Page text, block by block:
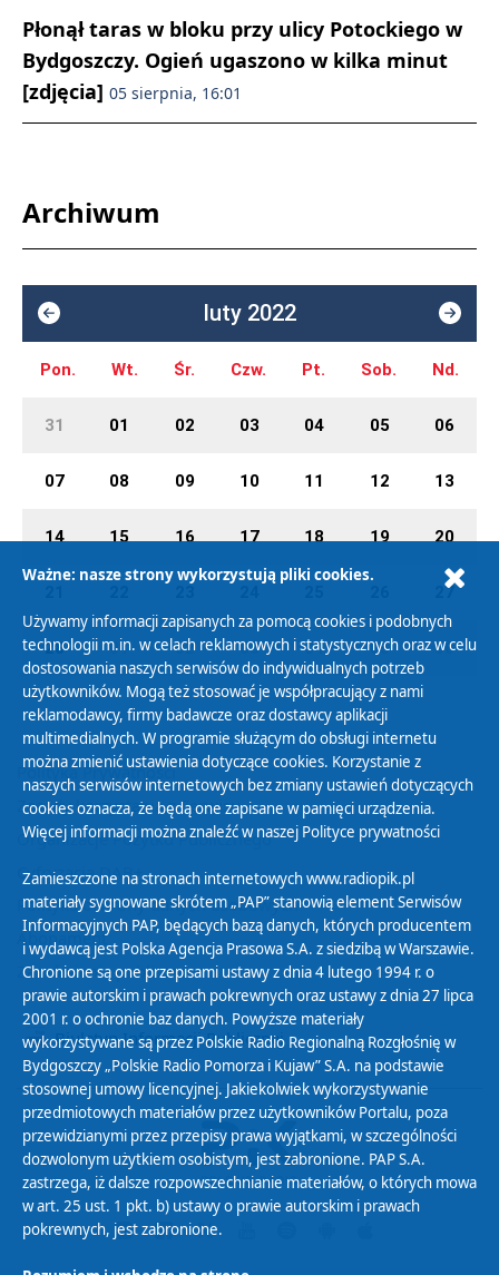
Płonął taras w bloku przy ulicy Potockiego w
Bydgoszczy. Ogień ugaszono w kilka minut
[zdjęcia] 05 sierpnia, 16:01
Archiwum
luty 2022
Pon. Wt. Śr. Czw. Pt. Sob. Nd.
31 01 02 03 04 05 06
07 08 09 10 11 12 13
14 15 16 17 18 19 20
27
28 01 02 03 04 05 06
Polityka Prywatności
Zasady korzystania z Serwisu
Organizacje Pożytku Publicznego
Cyfryzacja DAB+
Polityka ochrony danych osobowych
Abonament
Zamówienia publiczne
Biuletyn Informacji Publicznej
Ważne: nasze strony wykorzystują pliki cookies.
Używamy informacji zapisanych za pomocą cookies i podobnych
technologii m.in. w celach reklamowych i statystycznych oraz w celu
dostosowania naszych serwisów do indywidualnych potrzeb
użytkowników. Mogą też stosować je współpracujący z nami
reklamodawcy, firmy badawcze oraz dostawcy aplikacji
multimedialnych. W programie służącym do obsługi internetu
można zmienić ustawienia dotyczące cookies. Korzystanie z
naszych serwisów internetowych bez zmiany ustawień dotyczących
cookies oznacza, że będą one zapisane w pamięci urządzenia.
Więcej informacji można znaleźć w naszej Polityce prywatności
Zamieszczone na stronach internetowych www.radiopik.pl
materiały sygnowane skrótem „PAP” stanowią element Serwisów
Informacyjnych PAP, będących bazą danych, których producentem
i wydawcą jest Polska Agencja Prasowa S.A. z siedzibą w Warszawie.
Chronione są one przepisami ustawy z dnia 4 lutego 1994 r. o
prawie autorskim i prawach pokrewnych oraz ustawy z dnia 27 lipca
2001 r. o ochronie baz danych. Powyższe materiały
wykorzystywane są przez Polskie Radio Regionalną Rozgłośnię w
Bydgoszczy „Polskie Radio Pomorza i Kujaw” S.A. na podstawie
stosownej umowy licencyjnej. Jakiekolwiek wykorzystywanie
przedmiotowych materiałów przez użytkowników Portalu, poza
przewidzianymi przez przepisy prawa wyjątkami, w szczególności
dozwolonym użytkiem osobistym, jest zabronione. PAP S.A.
zastrzega, iż dalsze rozpowszechnianie materiałów, o których mowa
w art. 25 ust. 1 pkt. b) ustawy o prawie autorskim i prawach
pokrewnych, jest zabronione.